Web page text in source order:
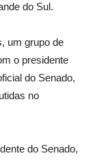
do Sul.
um grupo de
o presidente
do Senado,
no
do Senado,